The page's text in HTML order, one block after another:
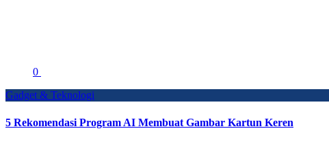
0
Gadget & Teknologi
5 Rekomendasi Program AI Membuat Gambar Kartun Keren